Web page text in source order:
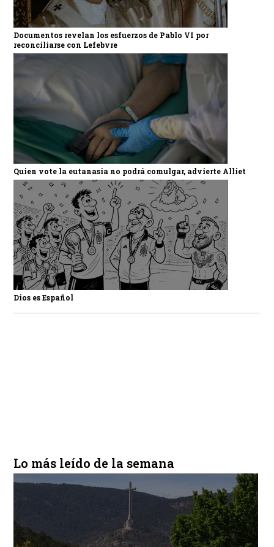
Documentos revelan los esfuerzos de Pablo VI por
reconciliarse con Lefebvre
Quien vote la eutanasia no podrá comulgar, advierte Alliet
Dios es Español
Lo más leído de la semana